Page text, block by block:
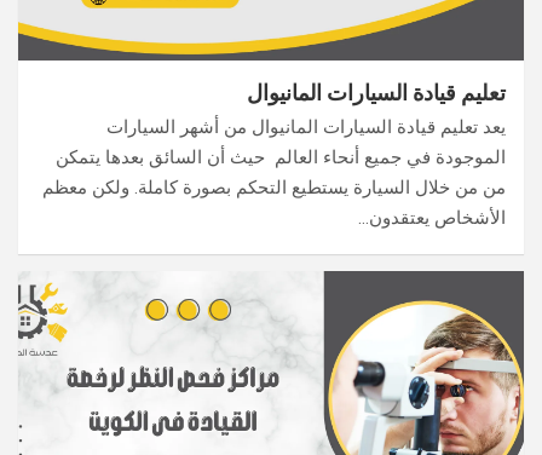
تعليم قيادة السيارات المانيوال
يعد تعليم قيادة السيارات المانيوال من أشهر السيارات
الموجودة في جميع أنحاء العالم حيث أن السائق بعدها يتمكن
من من خلال السيارة يستطيع التحكم بصورة كاملة. ولكن معظم
الأشخاص يعتقدون…